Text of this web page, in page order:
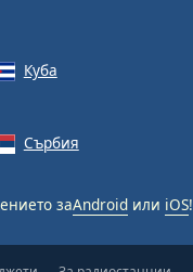
Куба
Сърбия
заAndroid или iOS!